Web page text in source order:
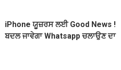
iPhone ਯੂਜ਼ਰਸ ਲਈ Good News !
ਬਦਲ ਜਾਵੇਗਾ Whatsapp ਚਲਾਉਣ ਦਾ